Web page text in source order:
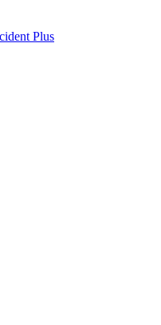
Plus